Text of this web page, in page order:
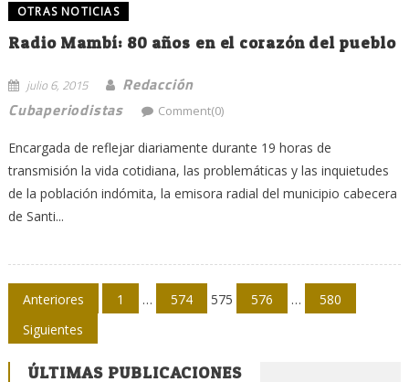
OTRAS NOTICIAS
Radio Mambí: 80 años en el corazón del pueblo
julio 6, 2015
Redacción
Cubaperiodistas
Comment(0)
Encargada de reflejar diariamente durante 19 horas de
transmisión la vida cotidiana, las problemáticas y las inquietudes
de la población indómita, la emisora radial del municipio cabecera
de Santi...
Navegación
de
entradas
Anteriores 1 … 574 575 576 …
580
Siguientes
ÚLTIMAS PUBLICACIONES